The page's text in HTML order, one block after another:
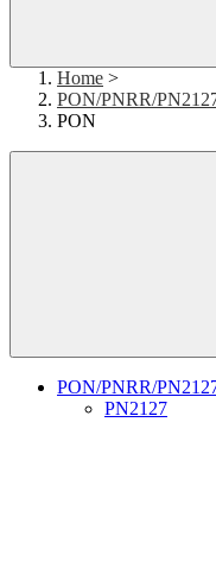
Home >
PON/PNRR/
PON
PON/PNRR/
PN2127